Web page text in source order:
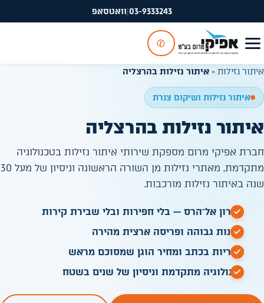
03-9333243
|וואטסאפ
✆
איתור נזילות » איתור נזילות בהרצליה
איתור נזילות ושיקום צנרת
איתור נזילות בהרצליה
חברת אפיקי מרום מספקת שירותי איתור נזילות בטכנולוגיה
מתקדמת, מאתרי נזילות מן השורה הראשונה וניסיון של מעל 30
שנה באיתור נזילות מורכבות.
פתרון אל־הרס — בלי חפירות ובלי שבירת קירות
זמינות גבוהה ופריסה ארצית מהירה
אחריות בכתב ומחיר הוגן שמסוכם מראש
טכנולוגיה מתקדמת וניסיון של שנים בשטח